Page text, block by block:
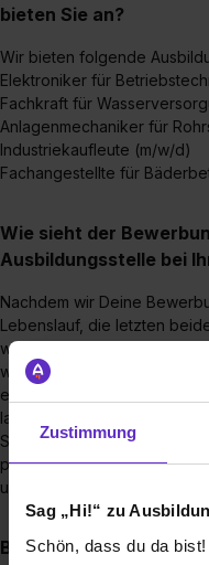
Zustimmung
Sag „Hi!“ zu
Schön, dass du da
bieten Sie an?
Wir bieten folgende
Elektroniker für
Fachkraft für
Anlagenmechaniker für
Industriekaufleute (m/w/d)
Fachangestellte für
Wie sieht der
Ausbildungsstelle bei
Nachdem wir Deine
Lebenslauf, die letzten
weitere Bescheinigungen)
werden alle Bewerbungen
erste Auswahl. Solltest Du
laden wir Dich zum
Schnupperpraktikum ein.
präsentiertst, bist Du ein/e
unserer Ausbildungsplätze.
Bis wann muss man